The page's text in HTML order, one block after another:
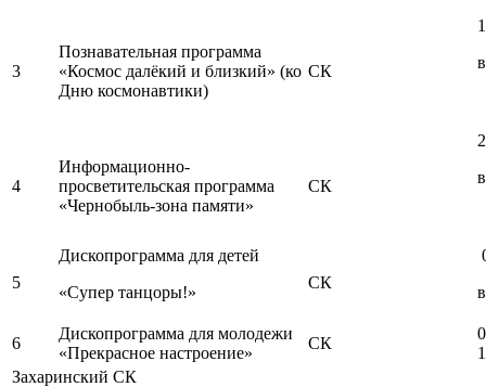
3
Познавательная программа
«Космос далёкий и близкий» (ко
Дню космонавтики)
СК
4
Информационно-
просветительская программа
«Чернобыль-зона памяти»
СК
5
Дископрограмма для детей
«Супер танцоры!»
СК
6
Дископрограмма для молодежи
«Прекрасное настроение»
СК
Захаринский СК